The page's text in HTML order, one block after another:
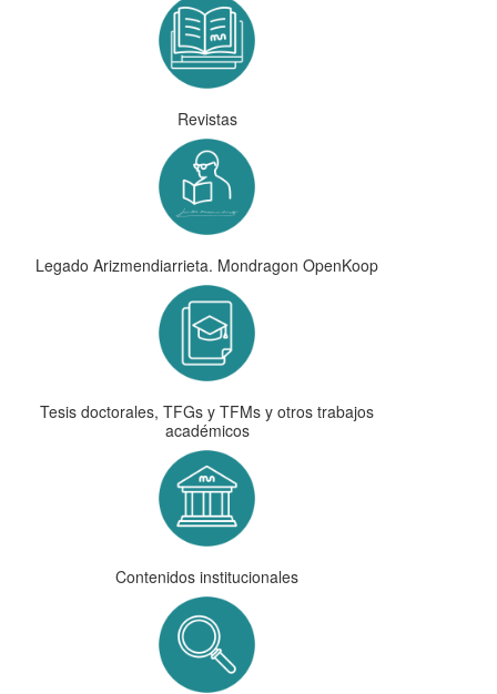
Revistas
Legado Arizmendiarrieta. Mondragon OpenKoop
Tesis doctorales, TFGs y TFMs y otros trabajos
académicos
Contenidos institucionales